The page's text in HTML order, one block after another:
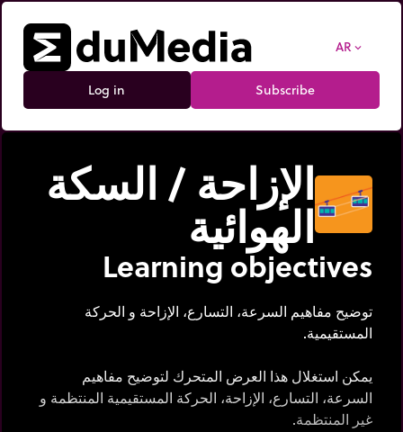
AR expand_more
Log in Subscribe
الإزاحة / السكة
الهوائية
Learning objectives
توضيح مفاهيم السرعة، التسارع، الإزاحة و الحركة
المستقيمية.
يمكن استغلال هذا العرض المتحرك لتوضيح مفاهيم
السرعة، التسارع، الإزاحة، الحركة المستقيمية المنتظمة و
غير المنتظمة.